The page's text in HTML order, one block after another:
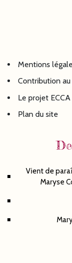
Mentions
Contribution
Le projet ECCA
Plan du site
Vient de
Maryse